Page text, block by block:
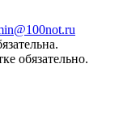
обязательно.